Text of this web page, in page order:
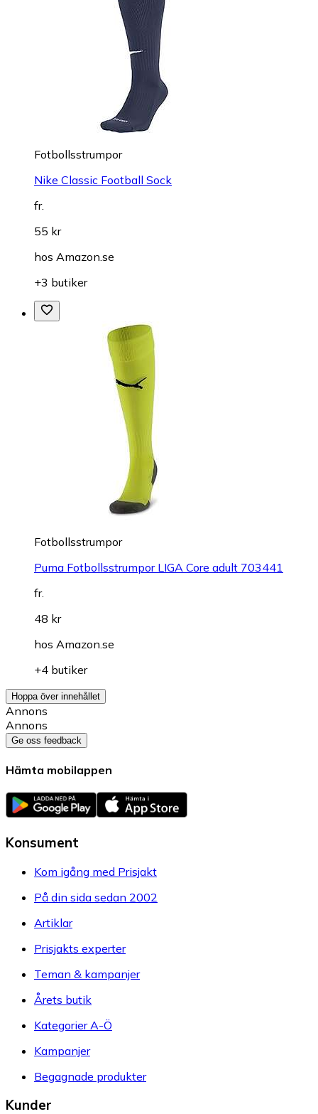
Fotbollsstrumpor
Nike Classic Football Sock
fr.
55 kr
hos Amazon.se
+3 butiker
Fotbollsstrumpor
Puma Fotbollsstrumpor LIGA Core adult 703441
fr.
48 kr
hos Amazon.se
+4 butiker
Hoppa över innehållet
Annons
Annons
Ge oss feedback
Hämta mobilappen
Konsument
Kom igång med Prisjakt
På din sida sedan 2002
Artiklar
Prisjakts experter
Teman & kampanjer
Årets butik
Kategorier A-Ö
Kampanjer
Begagnade produkter
Kunder